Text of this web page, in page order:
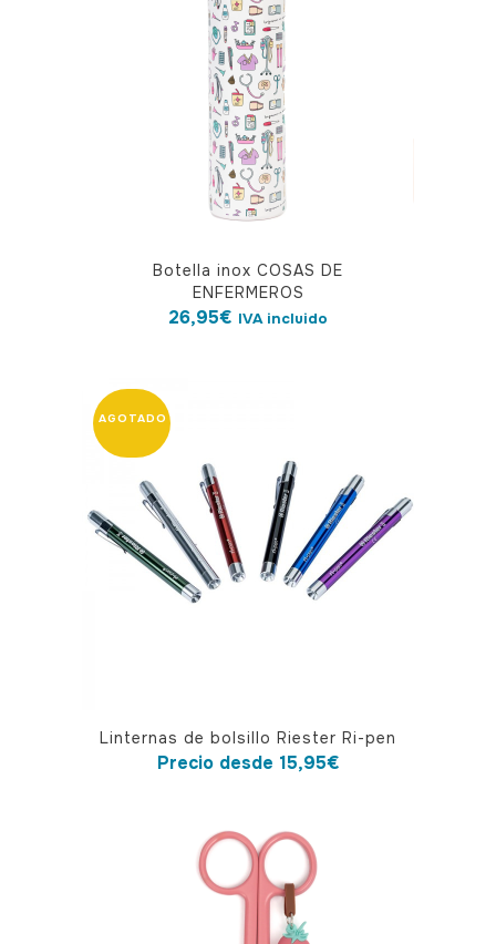
Botella inox COSAS DE
ENFERMEROS
26,95€ IVA incluido
producto
Linternas de bolsillo Riester Ri-pen
Precio desde 15,95€